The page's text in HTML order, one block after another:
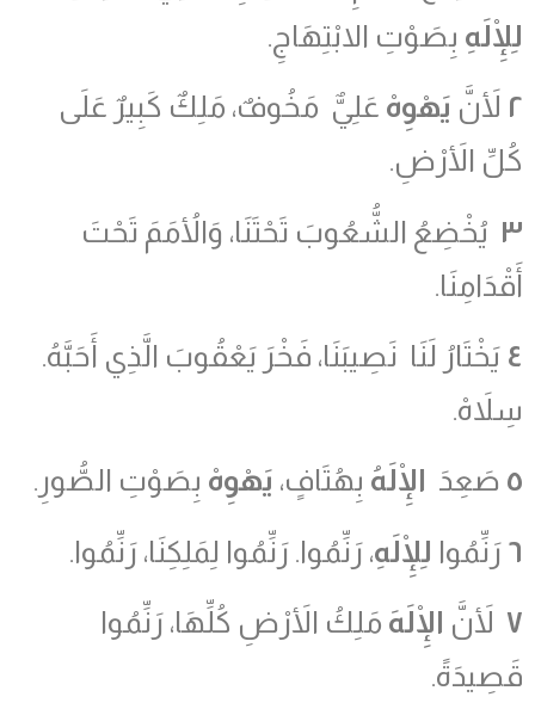
لِلْإِلَهِ بِصَوْتِ الابْتِهَاجِ.
٢ لأَنَّ يَهْوِهْ عَلِيٌّ مَخُوفٌ، مَلِكٌ كَبِيرٌ عَلَى
كُلِّ الأَرْضِ.
٣ يُخْضِعُ الشُّعُوبَ تَحْتَنَا، وَالأُمَمَ تَحْتَ
أَقْدَامِنَا.
٤ يَخْتَارُ لَنَا نَصِيبَنَا، فَخْرَ يَعْقُوبَ الَّذِي أَحَبَّهُ.
سِلاَهْ.
٥ صَعِدَ الْإِلَهُ بِهُتَافٍ، يَهْوِهْ بِصَوْتِ الصُّورِ.
٦ رَنِّمُوا لِلْإِلَهِ، رَنِّمُوا. رَنِّمُوا لِمَلِكِنَا، رَنِّمُوا.
٧ لأَنَّ الْإِلَهَ مَلِكُ الأَرْضِ كُلِّهَا، رَنِّمُوا
قَصِيدَةً.